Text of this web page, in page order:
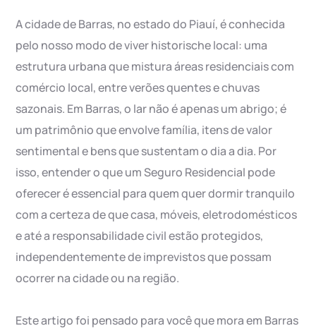
A cidade de Barras, no estado do Piauí, é conhecida
pelo nosso modo de viver historische local: uma
estrutura urbana que mistura áreas residenciais com
comércio local, entre verões quentes e chuvas
sazonais. Em Barras, o lar não é apenas um abrigo; é
um patrimônio que envolve família, itens de valor
sentimental e bens que sustentam o dia a dia. Por
isso, entender o que um Seguro Residencial pode
oferecer é essencial para quem quer dormir tranquilo
com a certeza de que casa, móveis, eletrodomésticos
e até a responsabilidade civil estão protegidos,
independentemente de imprevistos que possam
ocorrer na cidade ou na região.
Este artigo foi pensado para você que mora em Barras